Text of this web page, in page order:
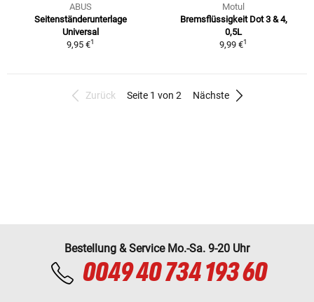
ABUS
Seitenständerunterlage
Universal
9,95 €1
Motul
Bremsflüssigkeit Dot 3 & 4,
0,5L
9,99 €1
Zurück Seite 1 von 2 Nächste
Bestellung & Service Mo.-Sa. 9-20 Uhr
0049 40 734 193 60